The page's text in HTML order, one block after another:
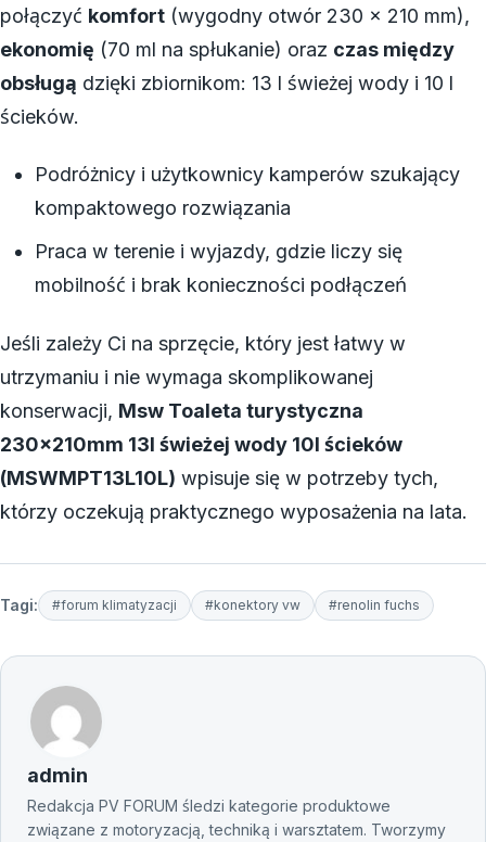
połączyć komfort (wygodny otwór 230 x 210 mm),
ekonomię (70 ml na spłukanie) oraz czas między
obsługą dzięki zbiornikom: 13 l świeżej wody i 10 l
ścieków.
Podróżnicy i użytkownicy kamperów szukający
kompaktowego rozwiązania
Praca w terenie i wyjazdy, gdzie liczy się
mobilność i brak konieczności podłączeń
Jeśli zależy Ci na sprzęcie, który jest łatwy w
utrzymaniu i nie wymaga skomplikowanej
konserwacji, Msw Toaleta turystyczna
230x210mm 13l świeżej wody 10l ścieków
(MSWMPT13L10L) wpisuje się w potrzeby tych,
którzy oczekują praktycznego wyposażenia na lata.
Tagi: #forum klimatyzacji #konektory vw #renolin fuchs
admin
Redakcja PV FORUM śledzi kategorie produktowe
związane z motoryzacją, techniką i warsztatem. Tworzymy